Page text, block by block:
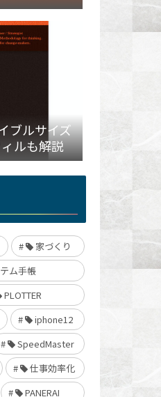
ブルサイズ
ルも解説
家づくり
ム手帳
PLOTTER
iphone12
SpeedMaster
仕事効率化
PANERAI